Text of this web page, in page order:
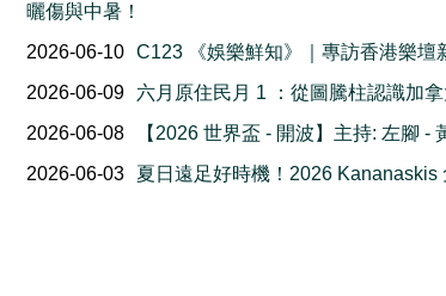
曬傷與中暑！
2026-06-10
C123 《娛樂鮮知》｜專訪香港樂壇
2026-06-09
六月原住民月 1 ：從圖騰柱認識加
2026-06-08
【2026 世界盃 - 開波】主持: 左腳 -
2026-06-03
夏日遠足好時機！2026 Kananaskis